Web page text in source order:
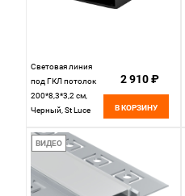
Световая линия
под ГКЛ потолок
200*8,3*3,2 см,
Черный, St Luce
Ленты
ST037.429.02
2 910 ₽
В КОРЗИНУ
ВИДЕО